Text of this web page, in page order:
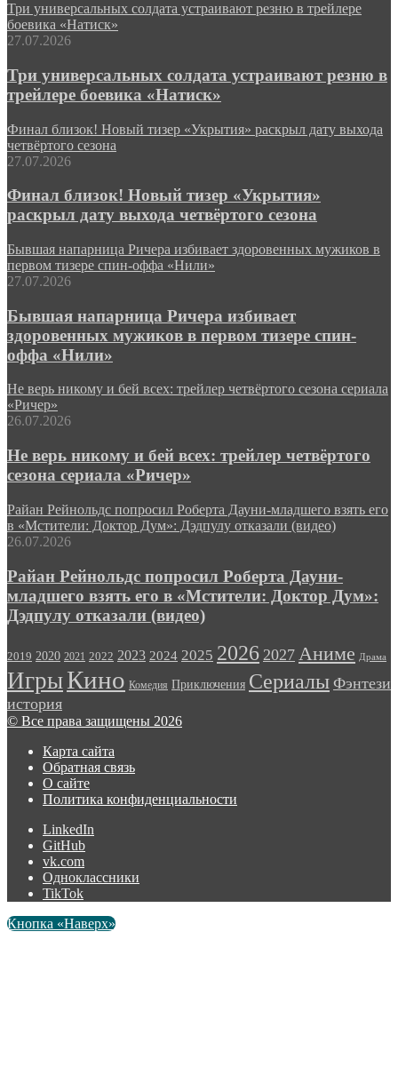
Три универсальных солдата устраивают резню в трейлере
боевика «Натиск»
27.07.2026
Три универсальных солдата устраивают резню в
трейлере боевика «Натиск»
Финал близок! Новый тизер «Укрытия» раскрыл дату выхода
четвёртого сезона
27.07.2026
Финал близок! Новый тизер «Укрытия»
раскрыл дату выхода четвёртого сезона
Бывшая напарница Ричера избивает здоровенных мужиков в
первом тизере спин-оффа «Нили»
27.07.2026
Бывшая напарница Ричера избивает
здоровенных мужиков в первом тизере спин-
оффа «Нили»
Не верь никому и бей всех: трейлер четвёртого сезона сериала
«Ричер»
26.07.2026
Не верь никому и бей всех: трейлер четвёртого
сезона сериала «Ричер»
Райан Рейнольдс попросил Роберта Дауни-младшего взять его
в «Мстители: Доктор Дум»: Дэдпулу отказали (видео)
26.07.2026
Райан Рейнольдс попросил Роберта Дауни-
младшего взять его в «Мстители: Доктор Дум»:
Дэдпулу отказали (видео)
2019 2020 2021 2022 2023 2024 2025 2026 2027 Аниме Драма
ИгрыКино Комедия Приключения Сериалы Фэнтези
история
© Все права защищены 2026
Карта сайта
Обратная связь
О сайте
Политика конфиденциальности
LinkedIn
GitHub
vk.com
Одноклассники
TikTok
Кнопка «Наверх»